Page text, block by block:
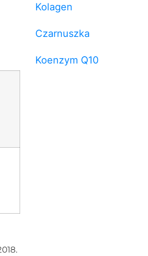
Kolagen
Czarnuszka
Koenzym Q10